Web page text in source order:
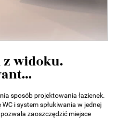
z widoku.
sposób projektowania łazienek.
i system spłukiwania w jednej
zaoszczędzić miejsce